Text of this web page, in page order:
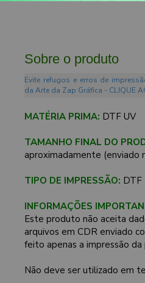
Sobre o produto
Evite refugos e erros de
da Arte da Zap Gráfica - CLIQUE
MATÉRIA PRIMA: DTF UV
TAMANHO FINAL DO
aproximadamente (enviado
TIPO DE IMPRESSÃO: DTF
INFORMAÇÕES
Este produto não aceita
arquivos em CDR enviado
feito apenas a impressão da
Não deve ser utilizado em